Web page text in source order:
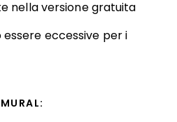
nella versione gratuita
essere eccessive per i